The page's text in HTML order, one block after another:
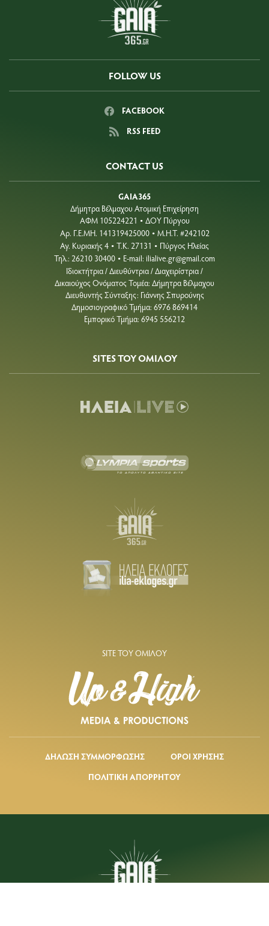
FOLLOW US
FACEBOOK
RSS FEED
CONTACT US
GAIA365
Δήμητρα Βέλμαχου Ατομική Επιχείρηση
ΑΦΜ 105224221 • ΔΟΥ Πύργου
Aρ. Γ.Ε.ΜΗ. 141319425000 • Μ.Η.Τ. #242102
Αγ. Κυριακής 4 • Τ.Κ. 27131 • Πύργος Ηλείας
Τηλ.: 26210 30400 • E-mail: ilialive.gr@gmail.com
Ιδιοκτήτρια / Διευθύντρια / Διαχειρίστρια /
Δικαιούχος Ονόματος Τομέα: Δήμητρα Βέλμαχου
Διευθυντής Σύνταξης: Γιάννης Σπυρούνης
Δημοσιογραφικό Τμήμα: 6976 869414
Εμπορικό Τμήμα: 6945 556212
SITES ΤΟΥ ΟΜΙΛΟΥ
SITE ΤΟΥ ΟΜΙΛΟΥ
ΔΗΛΩΣΗ ΣΥΜΜΟΡΦΩΣΗΣ
ΟΡΟΙ ΧΡΗΣΗΣ
ΠΟΛΙΤΙΚΗ ΑΠΟΡΡΗΤΟΥ